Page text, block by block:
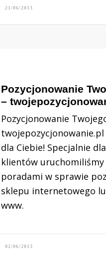
21/06/2013
Pozycjonowanie
–
Pozycjonowanie
twojepozycjonowanie.pl
dla Ciebie! Specjalnie
klientów
poradami w sprawie
sklepu internetowego
www.
02/06/2013